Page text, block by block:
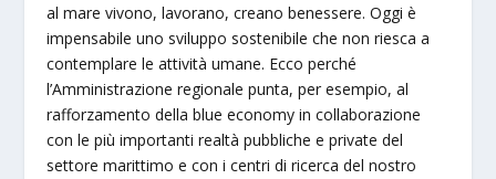
al mare vivono, lavorano, creano benessere. Oggi è
impensabile uno sviluppo sostenibile che non riesca a
contemplare le attività umane. Ecco perché
l’Amministrazione regionale punta, per esempio, al
rafforzamento della blue economy in collaborazione
con le più importanti realtà pubbliche e private del
settore marittimo e con i centri di ricerca del nostro